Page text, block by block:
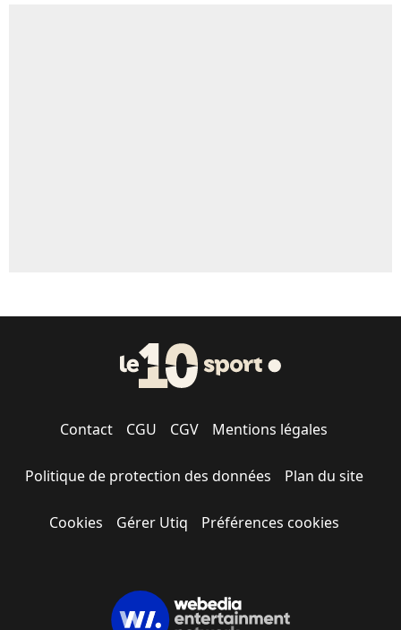
Contact CGU CGV Mentions légales
Politique de protection des données Plan du site
Cookies Gérer Utiq Préférences cookies